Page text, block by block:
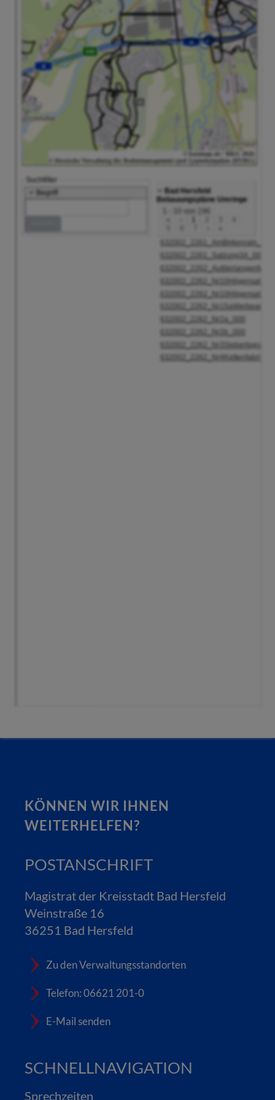
KÖNNEN WIR IHNEN
WEITERHELFEN?
POSTANSCHRIFT
Magistrat der Kreisstadt Bad Hersfeld
Weinstraße 16
36251 Bad Hersfeld
Zu den Verwaltungsstandorten
Telefon: 06621 201-0
E-Mail senden
SCHNELLNAVIGATION
Sprechzeiten